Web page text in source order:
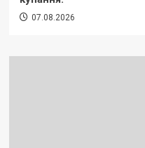
07.08.2026